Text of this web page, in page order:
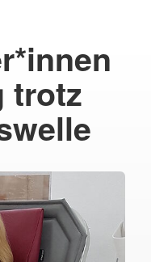
trotz